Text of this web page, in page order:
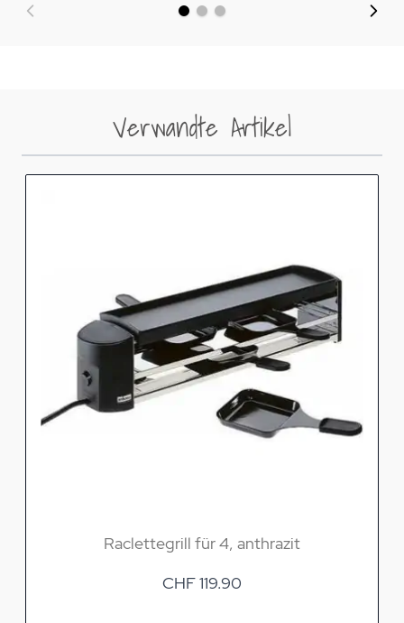
Verwandte Artikel
Raclettegrill für 4, anthrazit
CHF 119.90